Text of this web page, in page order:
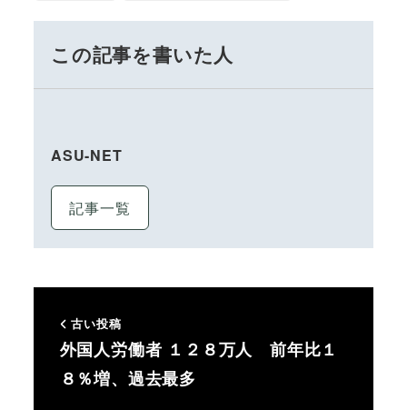
この記事を書いた人
ASU-NET
記事一覧
古い投稿
外国人労働者 １２８万人 前年比１
８％増、過去最多